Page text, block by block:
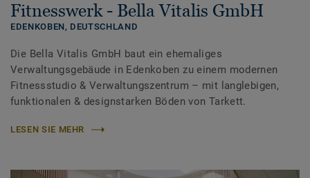
Fitnesswerk - Bella Vitalis GmbH
EDENKOBEN, DEUTSCHLAND
Die Bella Vitalis GmbH baut ein ehemaliges
Verwaltungsgebäude in Edenkoben zu einem modernen
Fitnessstudio & Verwaltungszentrum – mit langlebigen,
funktionalen & designstarken Böden von Tarkett.
LESEN SIE MEHR